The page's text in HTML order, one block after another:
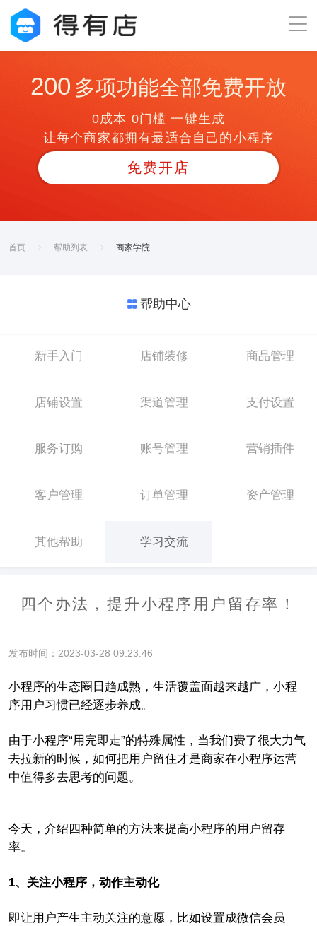
200 多项功能全部免费开放
0成本 0门槛 一键生成
让每个商家都拥有最适合自己的小程序
免费开店
首页 帮助列表 商家学院
帮助中心
新手入门 店铺装修 商品管理
店铺设置 渠道管理 支付设置
服务订购 账号管理 营销插件
客户管理 订单管理 资产管理
其他帮助 学习交流
四个办法，提升小程序用户留存率！
发布时间：2023-03-28 09:23:46
小程序的生态圈日趋成熟，生活覆盖面越来越广，小程
序用户习惯已经逐步养成。
由于小程序“用完即走”的特殊属性，当我们费了很大力气
去拉新的时候，如何把用户留住才是商家在小程序运营
中值得多去思考的问题。
今天，介绍四种简单的方法来提高小程序的用户留存
率。
1、关注小程序，动作主动化
即让用户产生主动关注的意愿，比如设置成微信会员